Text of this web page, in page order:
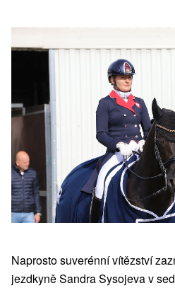
Naprosto suverénní vítězství
jezdkyně Sandra Sysojeva v